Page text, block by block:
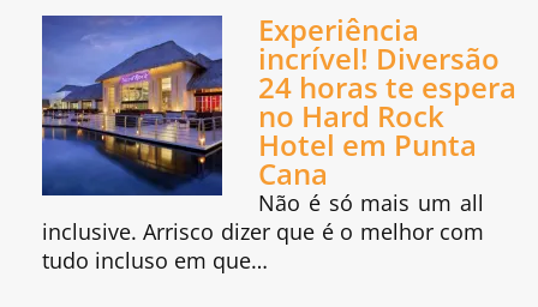
Experiência
incrível! Diversão
24 horas te espera
no Hard Rock
Hotel em Punta
Cana
Não é só mais um all
inclusive. Arrisco dizer que é o melhor com
tudo incluso em que…